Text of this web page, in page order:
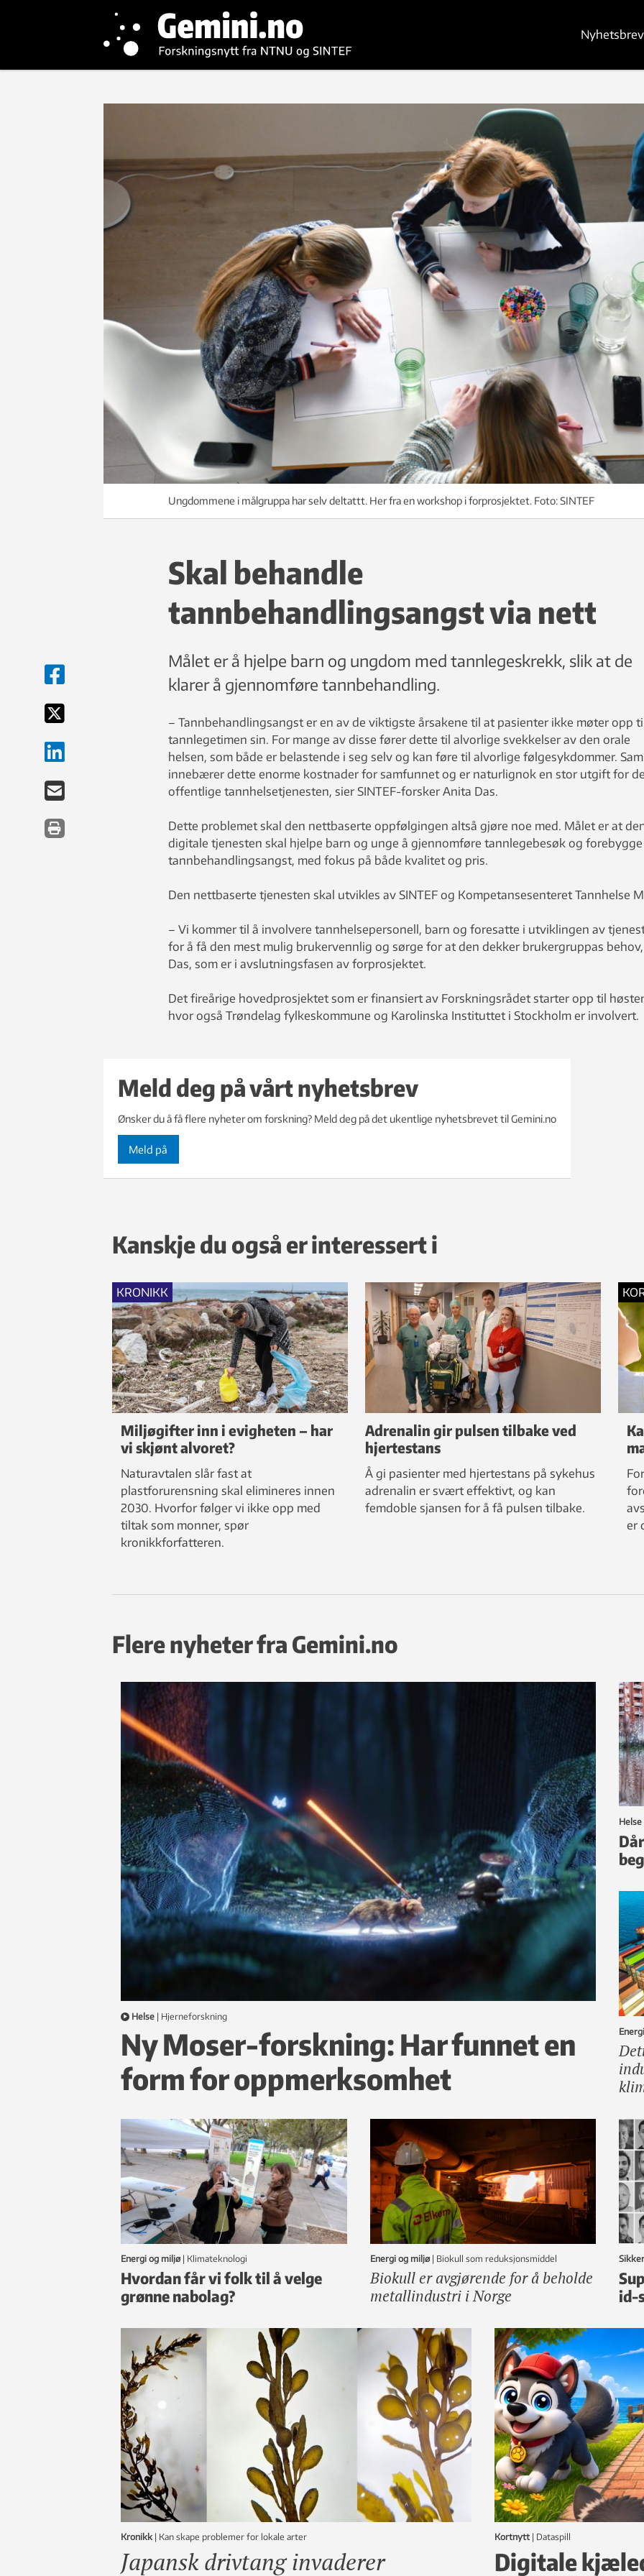
Nyhetsbrev
Ungdommene i målgruppa har selv deltattt. Her fra en workshop i forprosjektet. Foto: SINTEF
Skal behandle
tannbehandlingsangst via nett
Målet er å hjelpe barn og ungdom med tannlegeskrekk, slik at de
klarer å gjennomføre tannbehandling.
– Tannbehandlingsangst er en av de viktigste årsakene til at pasienter ikke møter opp
tannlegetimen sin. For mange av disse fører dette til alvorlige svekkelser av den orale
helsen, som både er belastende i seg selv og kan føre til alvorlige følgesykdommer.
innebærer dette enorme kostnader for samfunnet og er naturlignok en stor utgift for
offentlige tannhelsetjenesten, sier SINTEF-forsker Anita Das.
Dette problemet skal den nettbaserte oppfølgingen altså gjøre noe med. Målet er at
digitale tjenesten skal hjelpe barn og unge å gjennomføre tannlegebesøk og forebygge
tannbehandlingsangst, med fokus på både kvalitet og pris.
Den nettbaserte tjenesten skal utvikles av SINTEF og Kompetansesenteret Tannhelse
– Vi kommer til å involvere tannhelsepersonell, barn og foresatte i utviklingen av
for å få den mest mulig brukervennlig og sørge for at den dekker brukergruppas
Das, som er i avslutningsfasen av forprosjektet.
Det fireårige hovedprosjektet som er finansiert av Forskningsrådet starter opp til
hvor også Trøndelag fylkeskommune og Karolinska Instituttet i Stockholm er involvert.
Meld deg på vårt nyhetsbrev
Ønsker du å få flere nyheter om forskning? Meld deg på det ukentlige nyhetsbrevet til Gemini.no
Meld på
Kanskje du også er interessert i
KRONIKK
Miljøgifter inn i evigheten – har
vi skjønt alvoret?
Naturavtalen slår fast at
plastforurensning skal elimineres innen
2030. Hvorfor følger vi ikke opp med
tiltak som monner, spør
kronikkforfatteren.
Adrenalin gir pulsen tilbake ved
hjertestans
Å gi pasienter med hjertestans på sykehus
adrenalin er svært effektivt, og kan
femdoble sjansen for å få pulsen tilbake.
er
Flere nyheter fra Gemini.no
Helse | hjerneforskning
Ny Moser-forskning: Har funnet en
form for oppmerksomhet
Helse
Energi og miljø | klimateknologi
Hvordan får vi folk til å velge
grønne nabolag?
Energi og miljø | Biokull som reduksjonsmiddel
Biokull er avgjørende for å beholde
metallindustri i Norge
id-
Kronikk | Kan skape problemer for lokale arter
Japansk drivtang invaderer
Kortnytt | dataspill
Digitale